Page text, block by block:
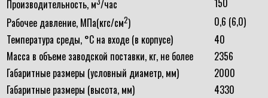
Производительность, м /час
150
Рабочее давление, МПа(кгс/см2)
0,6 (6,0)
Температура среды, °С на входе (в корпусе)
40
Масса в объеме заводской поставки, кг, не более
2356
Габаритные размеры (условный диаметр, мм)
2000
Габаритные размеры (высота, мм)
4330